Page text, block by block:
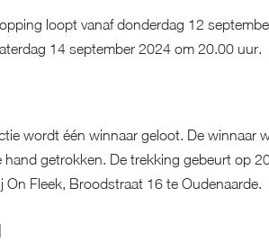
loopt vanaf donderdag 12
14 september 2024 om 20.00 uur.
wordt één winnaar geloot. De winnaar
hand getrokken. De trekking gebeurt op
On Fleek, Broodstraat 16 te Oudenaarde.